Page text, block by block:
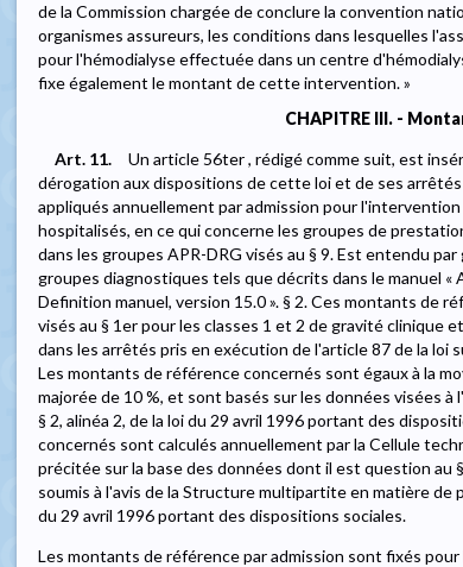
de la Commission chargée de conclure la convention
organismes assureurs, les conditions dans lesquelles
pour l'hémodialyse effectuée dans un centre
fixe également le montant de cette intervention. »
CHAPITRE III. -
Art. 11.
Un article 56ter , rédigé comme suit, est
dérogation aux dispositions de cette loi et de ses
appliqués annuellement par admission pour
hospitalisés, en ce qui concerne les groupes de
dans les groupes APR-DRG visés au § 9. Est entendu
groupes diagnostiques tels que décrits dans le manuel
Definition manuel, version 15.0 ». § 2. Ces montants de
visés au § 1er pour les classes 1 et 2 de gravité clinique
dans les arrêtés pris en exécution de l'article 87 de la loi
Les montants de référence concernés sont égaux à la
majorée de 10 %, et sont basés sur les données visées
§ 2, alinéa 2, de la loi du 29 avril 1996 portant des
concernés sont calculés annuellement par la Cellule
précitée sur la base des données dont il est question au
soumis à l'avis de la Structure multipartite en matière de
du 29 avril 1996 portant des dispositions sociales.
Les montants de référence par admission sont fixés